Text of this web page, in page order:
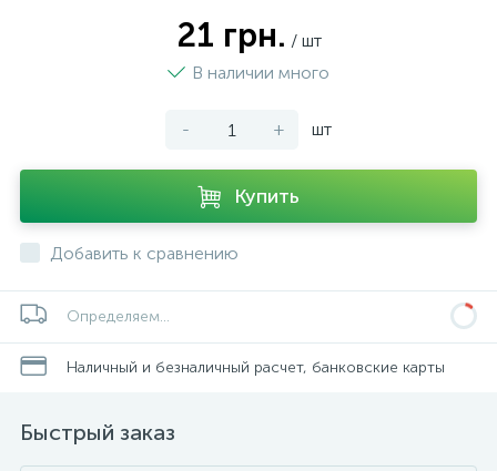
21 грн. / шт
В наличии много
- + шт
Купить
Добавить к сравнению
Определяем...
Наличный и безналичный расчет, банковские карты
Быстрый заказ